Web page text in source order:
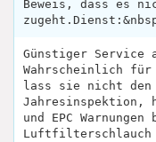
Beweis, dass es
Günstiger Service
Wahrscheinlich für
lass sie nicht den
Jahresinspektion,
und EPC Warnungen